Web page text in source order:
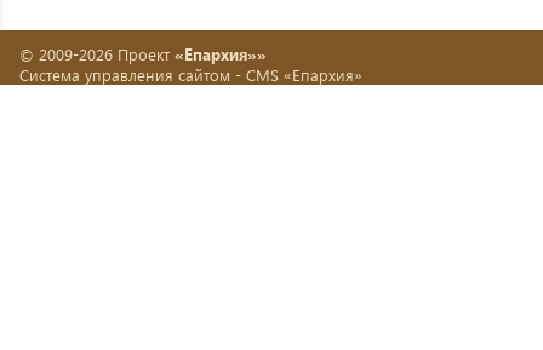
© 2009-2026 Проект «Епархия»»
Система управления сайтом - CMS «Епархия»